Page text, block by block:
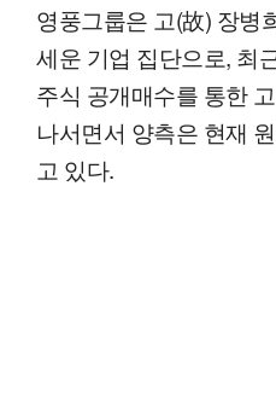
영풍그룹은 고(故) 장병
세운 기업 집단으로, 최
주식 공개매수를 통한
나서면서 양측은 현재
고 있다.